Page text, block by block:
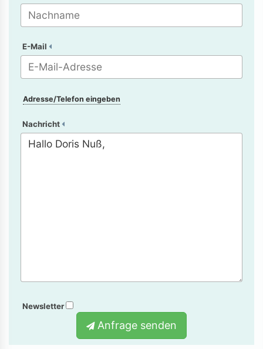
E-Mail
Adresse/Telefon eingeben
Nachricht
Newsletter
Anfrage senden